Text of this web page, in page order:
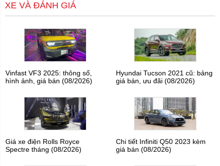
XE VÀ ĐÁNH GIÁ
Vinfast VF3 2025: thông số,
hình ảnh, giá bán (08/2026)
Hyundai Tucson 2021 cũ: bảng
giá bán, ưu đãi (08/2026)
Giá xe điện Rolls Royce
Spectre tháng (08/2026)
Chi tiết Infiniti Q50 2023 kèm
giá bán (08/2026)